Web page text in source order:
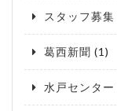
スタッフ募集
葛西新聞 (1)
水戸センター